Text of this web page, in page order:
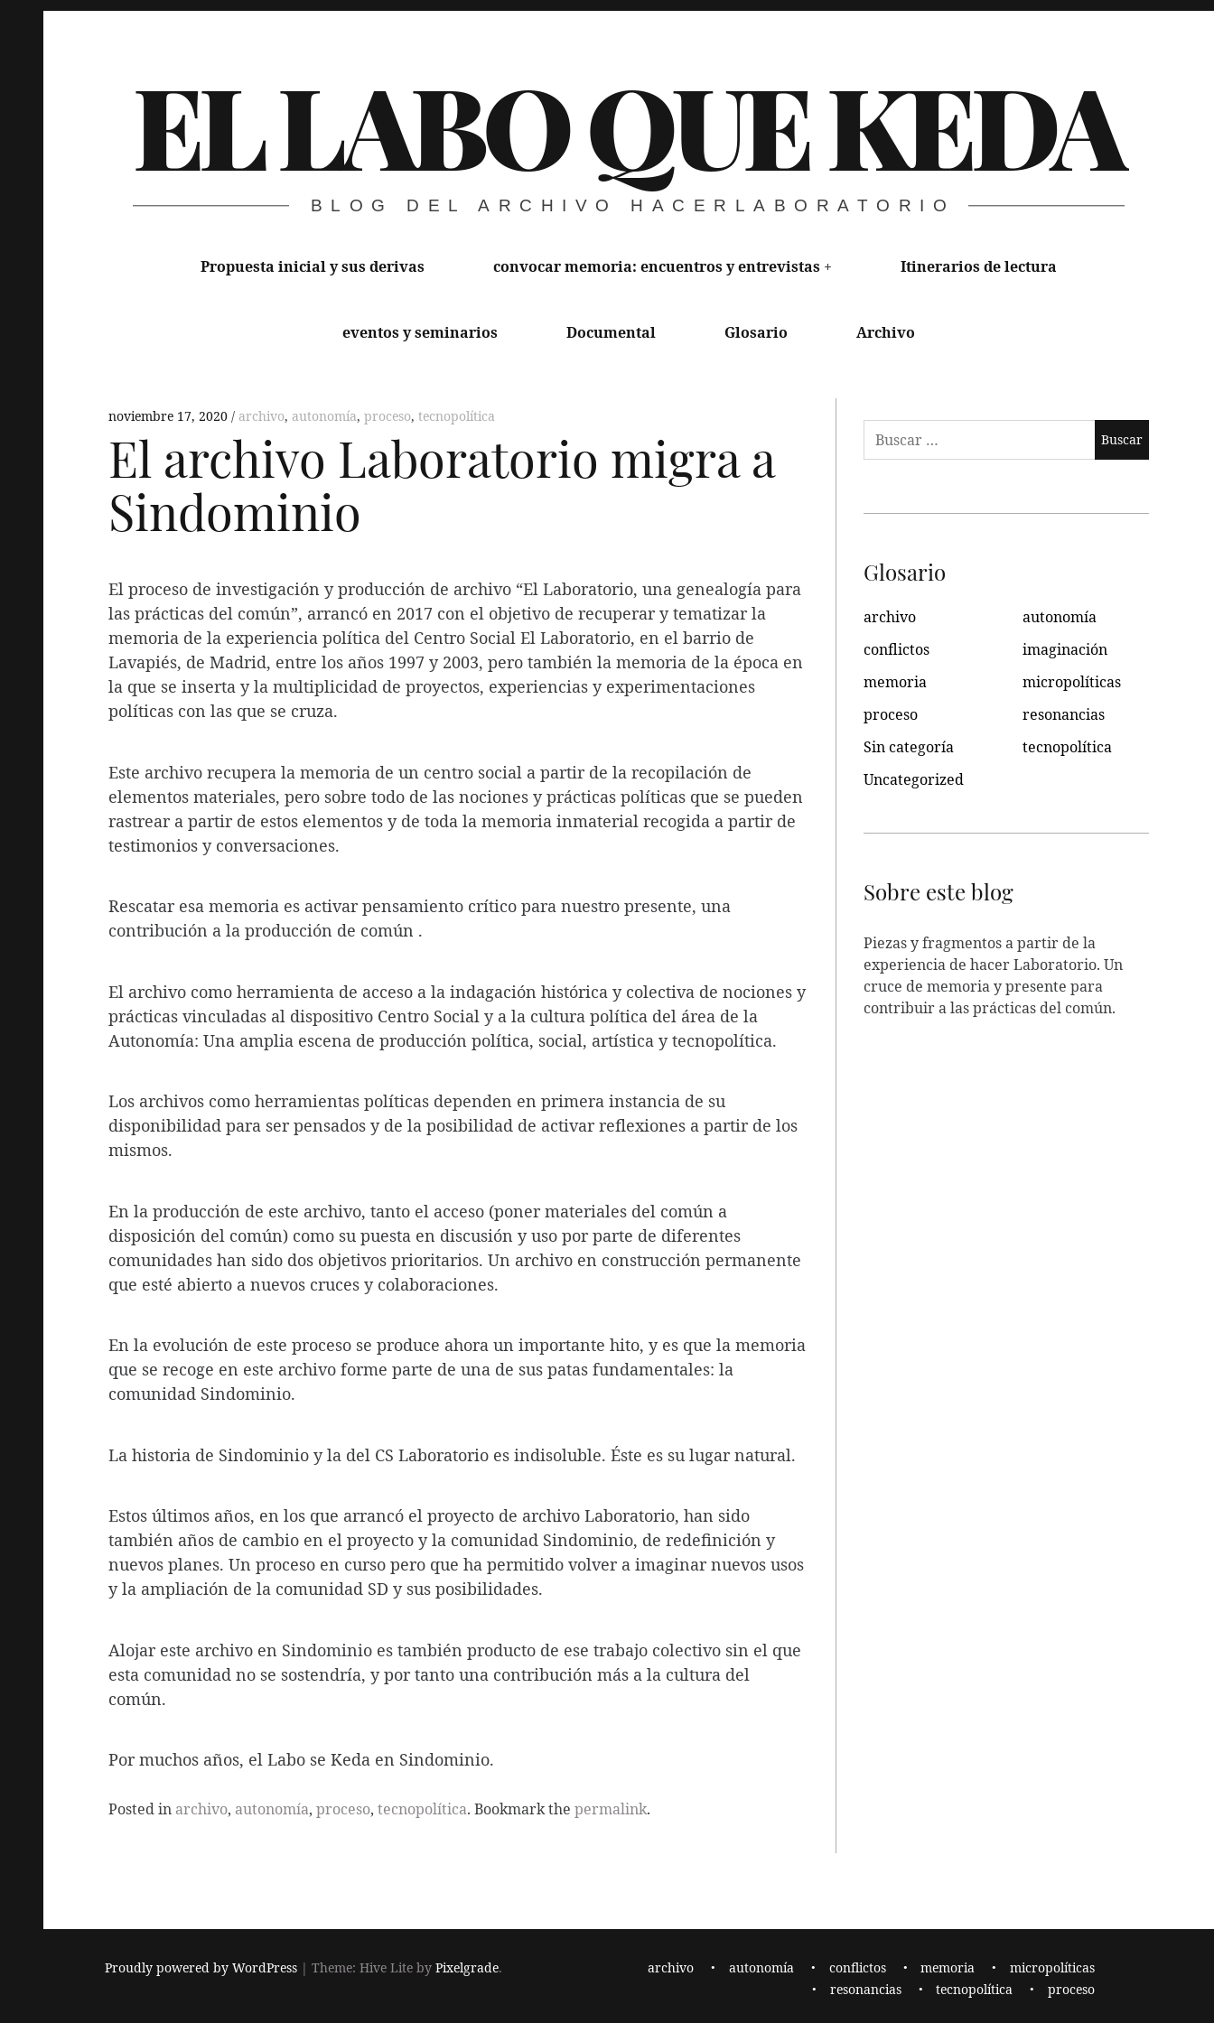
EL LABO QUE KEDA
BLOG DEL ARCHIVO HACERLABORATORIO
Propuesta inicial y sus derivas convocar memoria: encuentros y entrevistas Itinerarios de lectura
eventos y seminarios Documental Glosario Archivo
noviembre 17, 2020 archivo, autonomía, proceso, tecnopolítica
El archivo Laboratorio migra a
Sindominio
El proceso de investigación y producción de archivo “El Laboratorio, una genealogía para
las prácticas del común”, arrancó en 2017 con el objetivo de recuperar y tematizar la
memoria de la experiencia política del Centro Social El Laboratorio, en el barrio de
Lavapiés, de Madrid, entre los años 1997 y 2003, pero también la memoria de la época en
la que se inserta y la multiplicidad de proyectos, experiencias y experimentaciones
políticas con las que se cruza.
Este archivo recupera la memoria de un centro social a partir de la recopilación de
elementos materiales, pero sobre todo de las nociones y prácticas políticas que se pueden
rastrear a partir de estos elementos y de toda la memoria inmaterial recogida a partir de
testimonios y conversaciones.
Rescatar esa memoria es activar pensamiento crítico para nuestro presente, una
contribución a la producción de común .
El archivo como herramienta de acceso a la indagación histórica y colectiva de nociones y
prácticas vinculadas al dispositivo Centro Social y a la cultura política del área de la
Autonomía: Una amplia escena de producción política, social, artística y tecnopolítica.
Los archivos como herramientas políticas dependen en primera instancia de su
disponibilidad para ser pensados y de la posibilidad de activar reflexiones a partir de los
mismos.
En la producción de este archivo, tanto el acceso (poner materiales del común a
disposición del común) como su puesta en discusión y uso por parte de diferentes
comunidades han sido dos objetivos prioritarios. Un archivo en construcción permanente
que esté abierto a nuevos cruces y colaboraciones.
En la evolución de este proceso se produce ahora un importante hito, y es que la memoria
que se recoge en este archivo forme parte de una de sus patas fundamentales: la
comunidad Sindominio.
La historia de Sindominio y la del CS Laboratorio es indisoluble. Éste es su lugar natural.
Estos últimos años, en los que arrancó el proyecto de archivo Laboratorio, han sido
también años de cambio en el proyecto y la comunidad Sindominio, de redefinición y
nuevos planes. Un proceso en curso pero que ha permitido volver a imaginar nuevos usos
y la ampliación de la comunidad SD y sus posibilidades.
Alojar este archivo en Sindominio es también producto de ese trabajo colectivo sin el que
esta comunidad no se sostendría, y por tanto una contribución más a la cultura del
común.
Por muchos años, el Labo se Keda en Sindominio.
Posted in archivo, autonomía, proceso, tecnopolítica. Bookmark the permalink.
Buscar:
Glosario
archivo
autonomía
conflictos
imaginación
memoria
micropolíticas
proceso
resonancias
Sin categoría
tecnopolítica
Uncategorized
Sobre este blog
Piezas y fragmentos a partir de la
experiencia de hacer Laboratorio. Un
cruce de memoria y presente para
contribuir a las prácticas del común.
Proudly powered by WordPress | Theme: Hive Lite by Pixelgrade. archivo autonomía conflictos memoria
micropolíticas
resonancias
tecnopolítica proceso